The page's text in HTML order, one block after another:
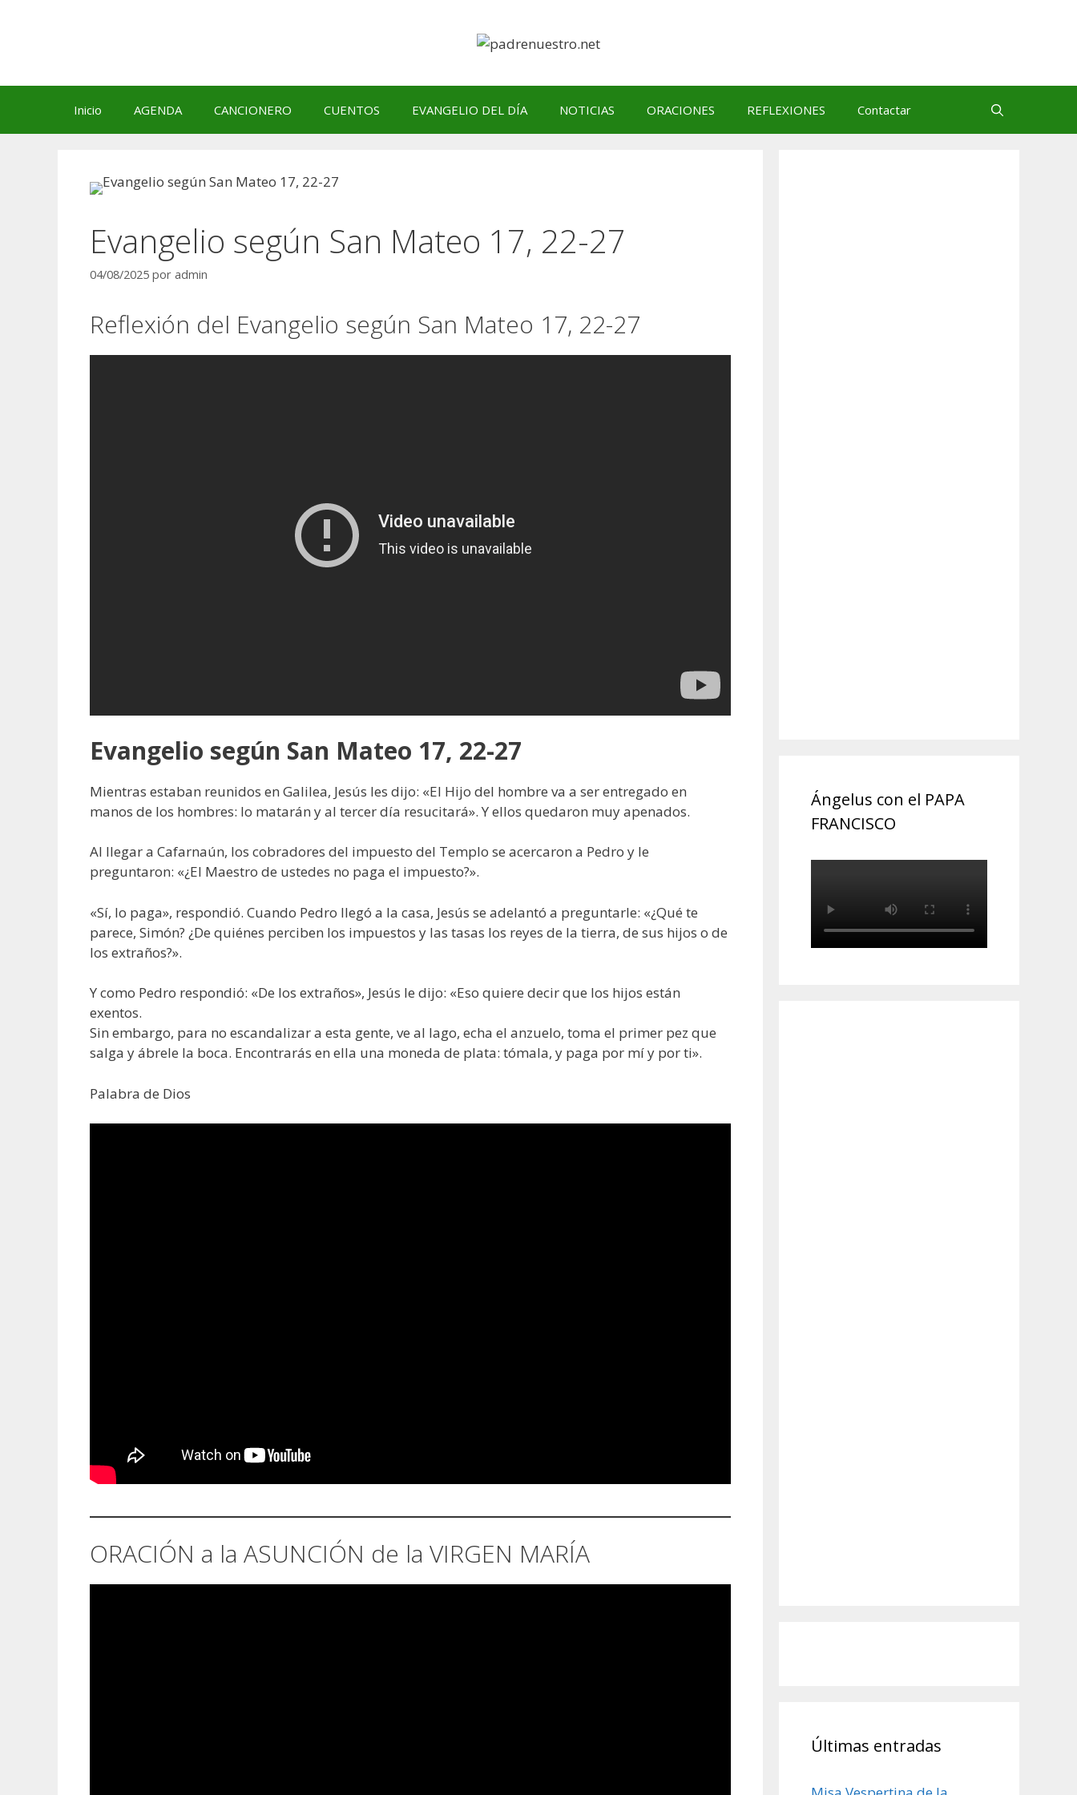
Inicio AGENDA CANCIONERO CUENTOS EVANGELIO DEL DÍA NOTICIAS ORACIONES REFLEXIONES Contactar
Evangelio según San Mateo 17, 22-27
04/08/2025 por admin
Reflexión del Evangelio según San Mateo 17, 22-27
Evangelio según San Mateo 17, 22-27
Mientras estaban reunidos en Galilea, Jesús les dijo: «El Hijo del hombre va a ser entregado en
manos de los hombres: lo matarán y al tercer día resucitará». Y ellos quedaron muy apenados.
Al llegar a Cafarnaún, los cobradores del impuesto del Templo se acercaron a Pedro y le
preguntaron: «¿El Maestro de ustedes no paga el impuesto?».
«Sí, lo paga», respondió. Cuando Pedro llegó a la casa, Jesús se adelantó a preguntarle: «¿Qué te
parece, Simón? ¿De quiénes perciben los impuestos y las tasas los reyes de la tierra, de sus hijos o de
los extraños?».
Y como Pedro respondió: «De los extraños», Jesús le dijo: «Eso quiere decir que los hijos están
exentos.
Sin embargo, para no escandalizar a esta gente, ve al lago, echa el anzuelo, toma el primer pez que
salga y ábrele la boca. Encontrarás en ella una moneda de plata: tómala, y paga por mí y por ti».
Palabra de Dios
ORACIÓN a la ASUNCIÓN de la VIRGEN MARÍA
Ángelus con el PAPA
FRANCISCO
Últimas entradas